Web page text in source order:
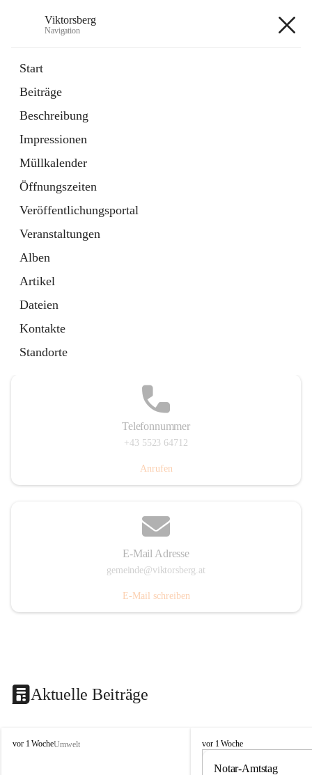
Viktorsberg
Navigation
Start
Beiträge
Beschreibung
Impressionen
Müllkalender
Öffnungszeiten
Veröffentlichungsportal
Veranstaltungen
Alben
Artikel
Dateien
Kontakte
Standorte
1 Schnellzugriff
Bürgerservice
10 Schnellzugriffe
Telefonnummer
+43 5523 64712
Anrufen
E-Mail Adresse
gemeinde@viktorsberg.at
E-Mail schreiben
Aktuelle Beiträge
V
vor 1 WocheUmwelt
V
vor 1 Woche
Notar-Amtstag